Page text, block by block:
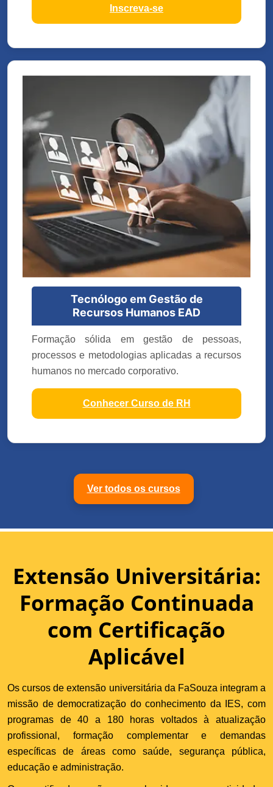
Inscreva-se
Tecnólogo em Gestão de
Recursos Humanos EAD
Formação sólida em gestão de pessoas,
processos e metodologias aplicadas a recursos
humanos no mercado corporativo.
Conhecer Curso de RH
Ver todos os cursos
Extensão Universitária:
Formação Continuada
com Certificação
Aplicável
Os cursos de extensão universitária da FaSouza integram a
missão de democratização do conhecimento da IES, com
programas de 40 a 180 horas voltados à atualização
profissional, formação complementar e demandas
específicas de áreas como saúde, segurança pública,
educação e administração.